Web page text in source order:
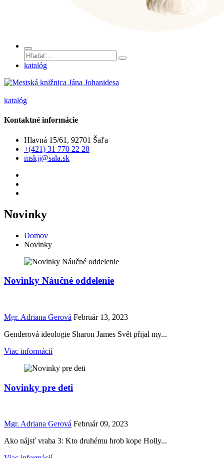
katalóg
katalóg
Kontaktné informácie
Hlavná 15/61, 92701 Šaľa
+(421) 31 770 22 28
mskjj@sala.sk
Novinky
Domov
Novinky
Novinky Náučné oddelenie
Mgr. Adriana Gerová Február 13, 2023
Genderová ideologie Sharon James Svět přijal my...
Viac informácií
Novinky pre deti
Mgr. Adriana Gerová Február 09, 2023
Ako nájsť vraha 3: Kto druhému hrob kope Holly...